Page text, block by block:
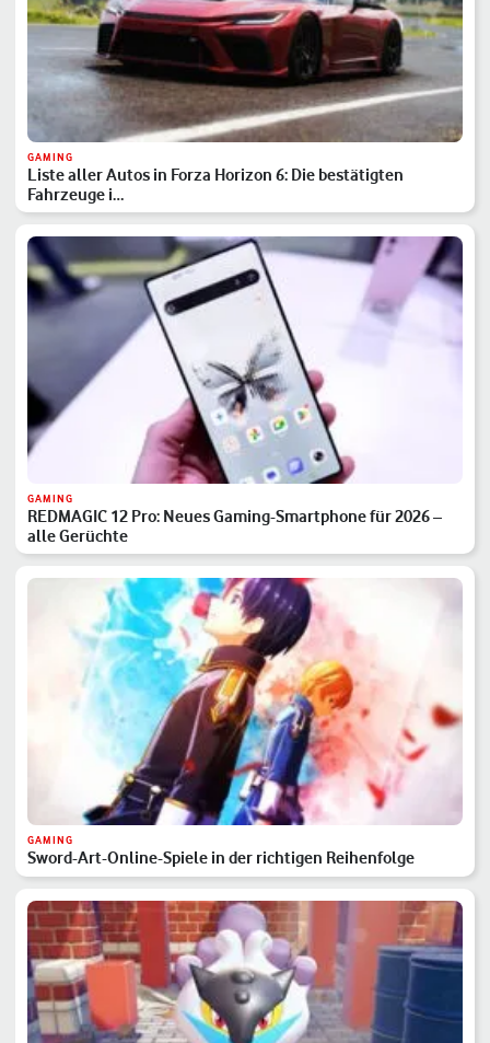
GAMING
Liste aller Autos in Forza Horizon 6: Die bestätigten
Fahrzeuge i…
GAMING
REDMAGIC 12 Pro: Neues Gaming-Smartphone für 2026 –
alle Gerüchte
GAMING
Sword-Art-Online-Spiele in der richtigen Reihenfolge